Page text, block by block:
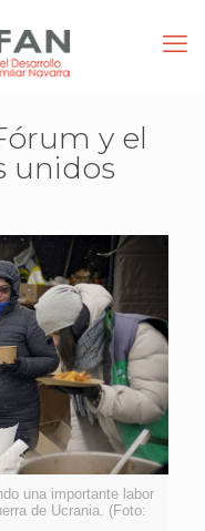
y el
unidos
una importante labor
de Ucrania. (Foto: